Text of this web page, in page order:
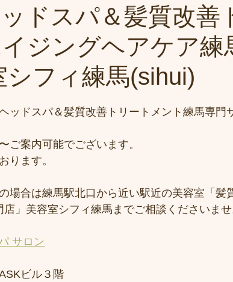
ドスパ＆髪質改善
ジングヘアケア練
シフィ練馬(sihui)
ッドスパ＆髪質改善トリートメント練馬専門
ご案内可能でございます。
ります。
場合は練馬駅北口から近い駅近の美容室「髪
店」美容室シフィ練馬までご相談くださいませ
サロン
ビル３階